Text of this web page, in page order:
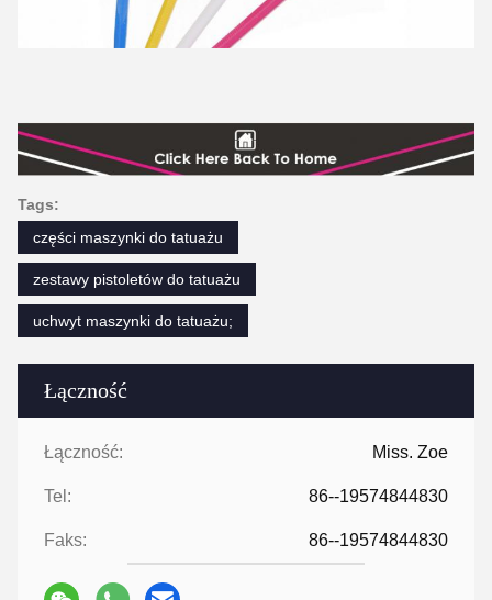
Łączność
Łączność: Miss. Zoe
Tel: 86--19574844830
Faks: 86--19574844830
Tags:
części maszynki do tatuażu
zestawy pistoletów do tatuażu
uchwyt maszynki do tatuażu;